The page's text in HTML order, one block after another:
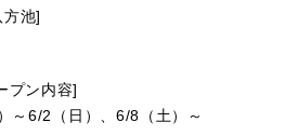
池]
プン内容]
～6/2（日）、6/8（土）～